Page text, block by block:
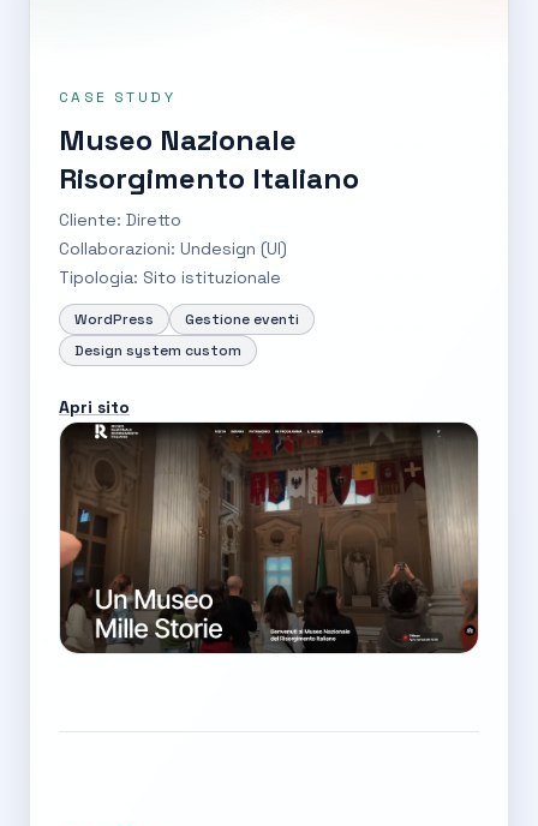
CASE STUDY
Museo Nazionale
Risorgimento Italiano
Cliente: Diretto
Collaborazioni: Undesign (UI)
Tipologia: Sito istituzionale
WordPress
Gestione eventi
Design system custom
Apri sito